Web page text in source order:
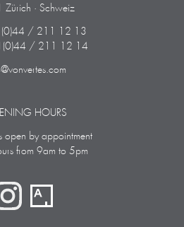
· Schweiz
/ 211 12 13
/ 211 12 14
HOURS
open by appointment
from 9am to 5pm